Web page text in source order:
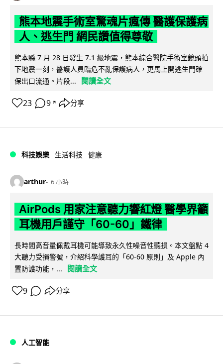
熊本地震手術室驚魂片瘋傳 醫護保護病
人、逃生門 網民讚值得尊敬
熊本縣 7 月 28 日發生 7.1 級地震，熊本綜合醫院手術室鏡頭拍
下地震一刻，醫護人員臨危不亂保護病人，更馬上開逃生門確
保出口流通。片段...
閱讀全文
23 9 ↗ 分享
科技娛樂 生活科技 健康
arthur 6 小時
AirPods 用家注意聽力響紅燈 醫學界籲
耳機用戶謹守「60-60」鐵律
長時間高音量佩戴耳機可能導致永久性噪音性聽損。本文盤點 4
大聽力受損警號，介紹科學護耳的「60-60 原則」及 Apple 內
置防護功能，...
閱讀全文
9 分享
人工智能